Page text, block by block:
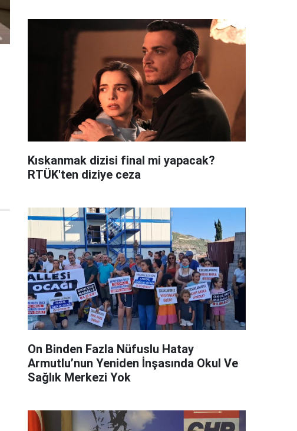
Kıskanmak dizisi final mi yapacak?
RTÜK'ten diziye ceza
On Binden Fazla Nüfuslu Hatay
Armutlu’nun Yeniden İnşasında Okul Ve
Sağlık Merkezi Yok